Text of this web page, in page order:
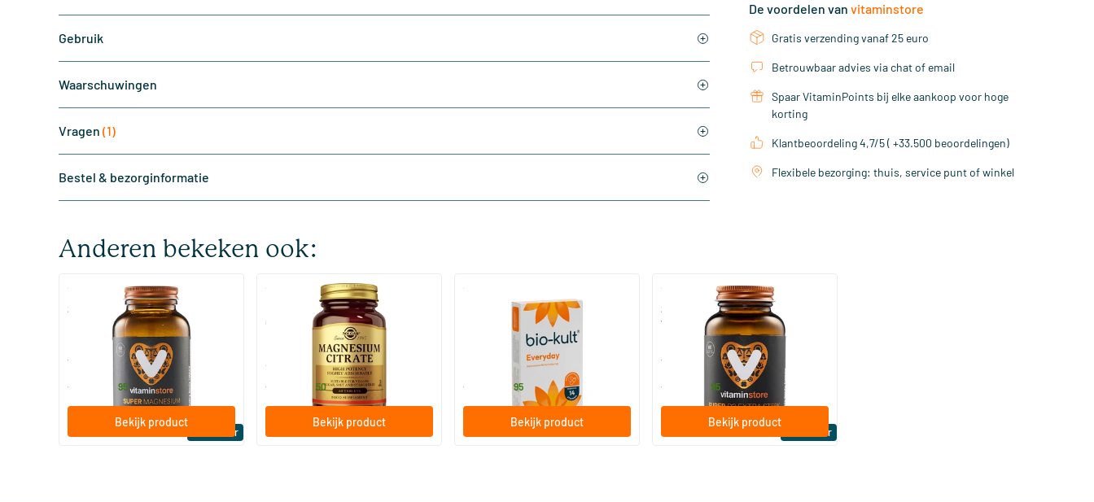
Gebruik
Waarschuwingen
Vragen (1)
Bestel & bezorginformatie
De voordelen van vitaminstore
Gratis verzending vanaf 25 euro
Betrouwbaar advies via chat of email
Spaar VitaminPoints bij elke aankoop voor hoge
korting
Klantbeoordeling 4,7/5 ( +33.500 beoordelingen)
Flexibele bezorging: thuis, service punt of winkel
Anderen bekeken ook:
Bestseller
(510)
Super Magnesium
60/​120 tabletten
Vitaminstore
vanaf 95
Bekijk product
(287)
Magnesium Citrate (Magnesium
Citraat)
60/​120 tabletten
Solgar Vitamins
vanaf 50
Bekijk product
Bio-Kult Probiotica
30/​60/​120 capsules
vanaf .95
Bekijk product
Bestseller
(158)
Super D3 Extra Sterk 75 mcg
vitamine D
60/​120 softgels
Vitaminstore
vanaf 95
Bekijk product